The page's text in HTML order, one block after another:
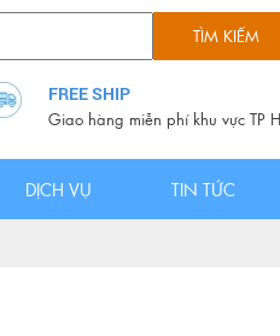
FREE SHIP
Giao hàng miễn phí khu vực TP
DỊCH VỤ TIN TỨC